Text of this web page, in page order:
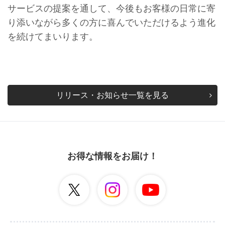
サービスの提案を通して、今後もお客様の日常に寄
り添いながら多くの方に喜んでいただけるよう進化
を続けてまいります。
リリース・お知らせ一覧を見る
お得な情報をお届け！